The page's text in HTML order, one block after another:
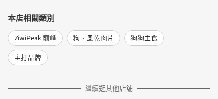
本店相關類別
ZiwiPeak 巔峰 狗．風乾肉片 狗狗主食
主打品牌
繼續逛其他店舖